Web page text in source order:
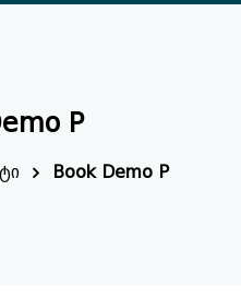
P
Book Demo P